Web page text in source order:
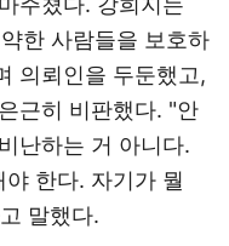
한 사람들을 보호하
의뢰인을 두둔했고,
근히 비판했다. "안
난하는 거 아니다.
한다. 자기가 뭘
말했다.